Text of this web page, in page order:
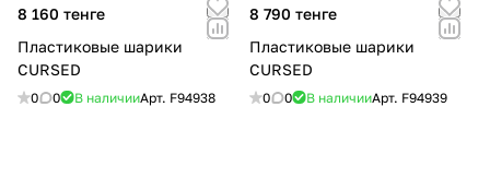
8 160 тенге
Пластиковые шарики
CURSED
0 0 В наличииАрт. F94938
8 790 тенге
Пластиковые шарики
CURSED
0 0 В наличииАрт. F94939